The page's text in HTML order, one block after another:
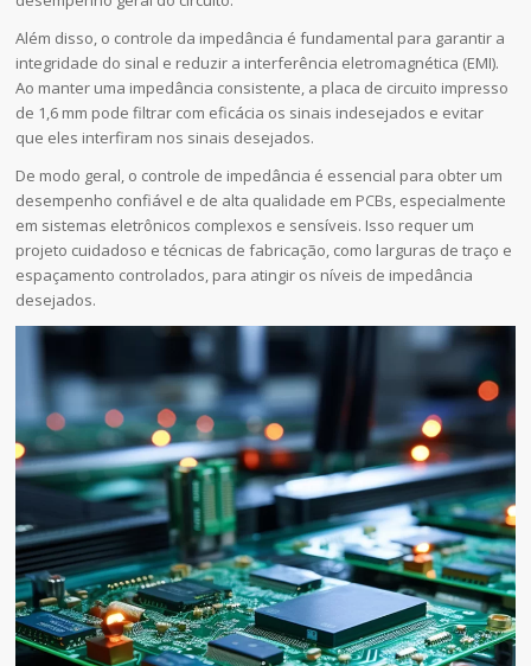
Além disso, o controle da impedância é fundamental para garantir a
integridade do sinal e reduzir a interferência eletromagnética (EMI).
Ao manter uma impedância consistente, a placa de circuito impresso
de 1,6 mm pode filtrar com eficácia os sinais indesejados e evitar
que eles interfiram nos sinais desejados.
De modo geral, o controle de impedância é essencial para obter um
desempenho confiável e de alta qualidade em PCBs, especialmente
em sistemas eletrônicos complexos e sensíveis. Isso requer um
projeto cuidadoso e técnicas de fabricação, como larguras de traço e
espaçamento controlados, para atingir os níveis de impedância
desejados.